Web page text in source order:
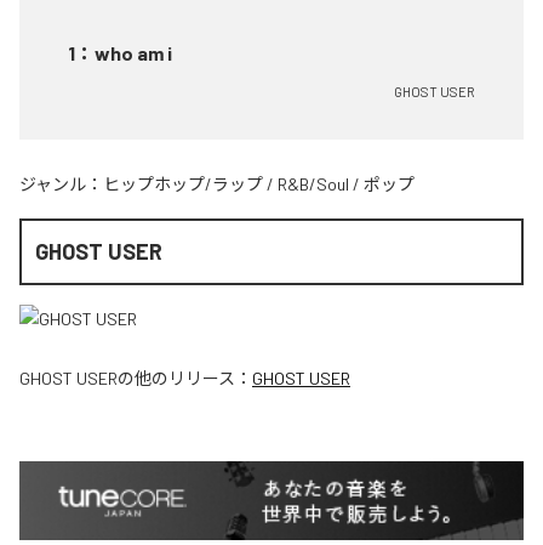
1 ： who am i
GHOST USER
ジャンル： ヒップホップ/ラップ / R&B/Soul / ポップ
GHOST USER
GHOST USERの他のリリース： GHOST USER